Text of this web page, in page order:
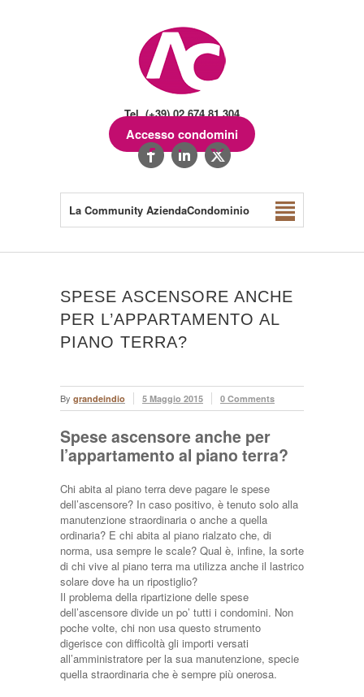
Tel. (+39) 02.674.81.304
Accesso condomini
La Community AziendaCondominio
SPESE ASCENSORE ANCHE
PER L’APPARTAMENTO AL
PIANO TERRA?
By grandeindio 5 Maggio 2015 0 Comments
Spese ascensore anche per
l’appartamento al piano terra?
Chi abita al piano terra deve pagare le spese
dell’ascensore? In caso positivo, è tenuto solo alla
manutenzione straordinaria o anche a quella
ordinaria? E chi abita al piano rialzato che, di
norma, usa sempre le scale? Qual è, infine, la sorte
di chi vive al piano terra ma utilizza anche il lastrico
solare dove ha un ripostiglio?
Il problema della ripartizione delle spese
dell’ascensore divide un po’ tutti i condomini. Non
poche volte, chi non usa questo strumento
digerisce con difficoltà gli importi versati
all’amministratore per la sua manutenzione, specie
quella straordinaria che è sempre più onerosa.